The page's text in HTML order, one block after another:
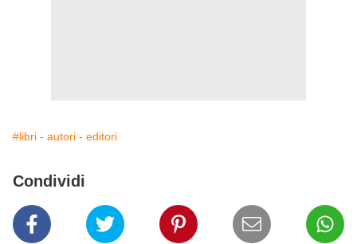
#libri - autori - editori
Condividi